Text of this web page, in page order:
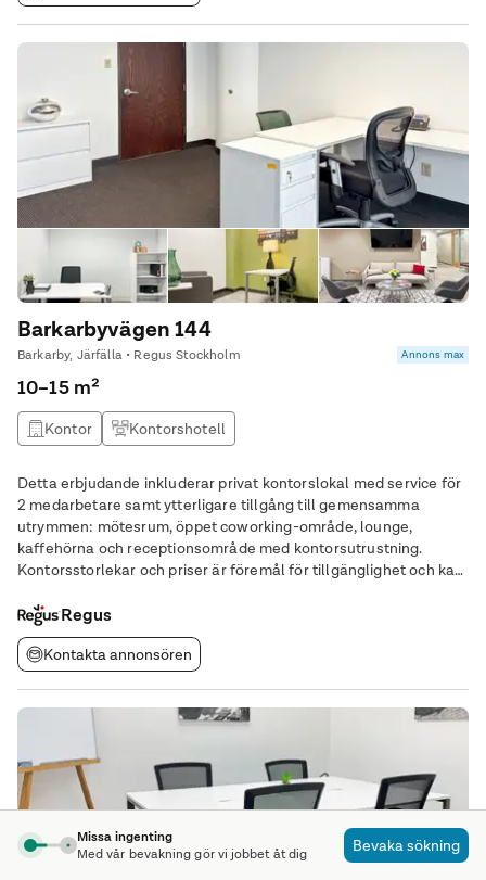
Barkarbyvägen 144
Barkarby, Järfälla • Regus Stockholm Annons max
10–15 m²
Kontor Kontorshotell
Detta erbjudande inkluderar privat kontorslokal med service för
2 medarbetare samt ytterligare tillgång till gemensamma
utrymmen: mötesrum, öppet coworking-område, lounge,
kaffehörna och receptionsområde med kontorsutrustning.
Kontorsstorlekar och priser är föremål för tillgänglighet och kan
Barkarbyvägen 144 erbjuder förstklassiga
Regus
Kontakta annonsören
Missa ingenting
Med vår bevakning gör vi jobbet åt dig
Bevaka sökning